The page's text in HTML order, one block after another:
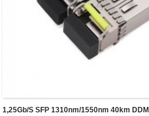
1,25Gb/s SFP 1310nm/1550nm 40km